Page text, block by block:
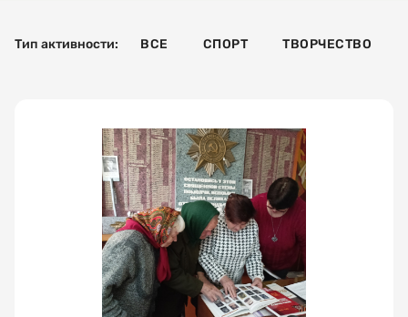
НОВОСТИ
Тип активности: ВСЕ СПОРТ ТВОРЧЕСТВО